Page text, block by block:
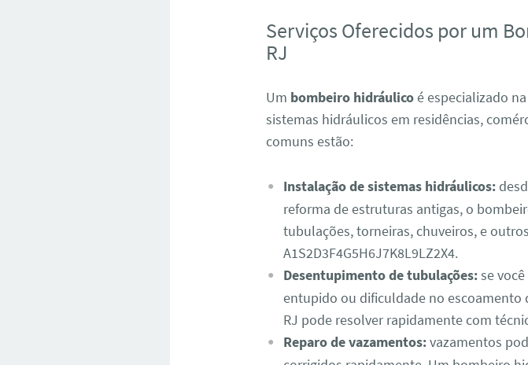
Serviços Oferecidos por um
RJ
Um bombeiro hidráulicoé especializado
sistemas hidráulicos em residências,
comuns estão:
Instalação de sistemas hidráulicos:
reforma de estruturas antigas, o
tubulações, torneiras, chuveiros, e
A1S2D3F4G5H6J7K8L9LZ2X4.
Desentupimento de tubulações:se
entupido ou dificuldade no escoamento
RJ pode resolver rapidamente com
Reparo de vazamentos:vazamentos